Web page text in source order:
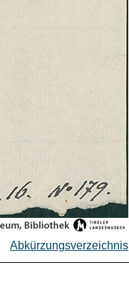
Abkürzungsverzeichnis